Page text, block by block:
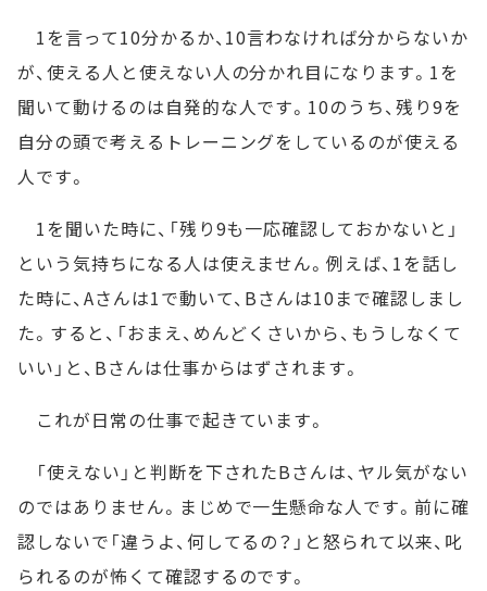
1を言って10分かるか、10言わなければ分からないか
が、使える人と使えない人の分かれ目になります。1を
聞いて動けるのは自発的な人です。10のうち、残り9を
自分の頭で考えるトレーニングをしているのが使える
人です。
1を聞いた時に、「残り9も一応確認しておかないと」
という気持ちになる人は使えません。例えば、1を話し
た時に、Aさんは1で動いて、Bさんは10まで確認しまし
た。すると、「おまえ、めんどくさいから、もうしなくて
いい」と、Bさんは仕事からはずされます。
これが日常の仕事で起きています。
「使えない」と判断を下されたBさんは、ヤル気がない
のではありません。まじめで一生懸命な人です。前に確
認しないで「違うよ、何してるの？」と怒られて以来、叱
られるのが怖くて確認するのです。